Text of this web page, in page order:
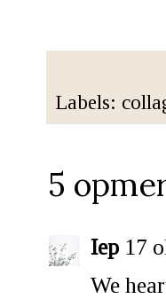
Labels:
5
Iep 17
We